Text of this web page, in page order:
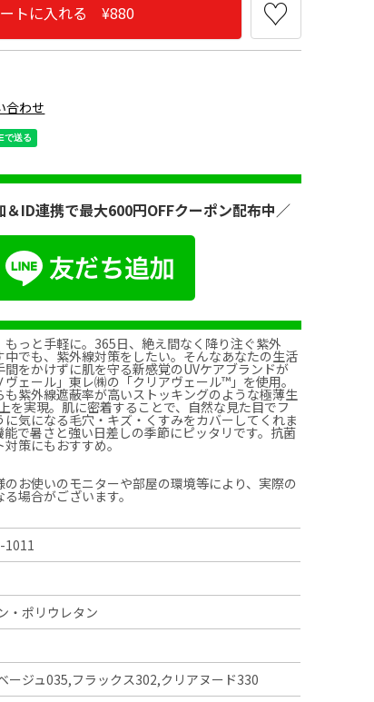
トに入れる ¥880
合わせ
ID連携で最大600円OFFクーポン配布中／
もっと手軽に。365日、絶え間なく降り注ぐ紫外
でも、紫外線対策をしたい。そんなあなたの生活
間をかけずに肌を守る新感覚のUVケアブランドが
ェール」東レ㈱の「クリアヴェール™」を使用。
紫外線遮蔽率が高いストッキングのような極薄生
を実現。肌に密着することで、自然な見た目でフ
に気になる毛穴・キズ・くすみをカバーしてくれま
で暑さと強い日差しの季節にピッタリです。抗菌
策にもおすすめ。
お使いのモニターや部屋の環境等により、実際の
場合がございます。
・ポリウレタン
ージュ035,フラックス302,クリアヌード330